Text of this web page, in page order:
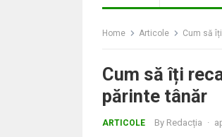
Home Articole Cum să
Cum să îți
părinte tânăr
ARTICOLE By Redacția ·